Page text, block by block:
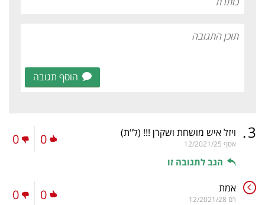
הוסף תגובה
3
. ויזל איש מושחת ושקרן !!! (ל"ת)
אסף 12/2021/25
הגב לתגובה זו
0
0
אמת
רם 12/2021/28
0
0